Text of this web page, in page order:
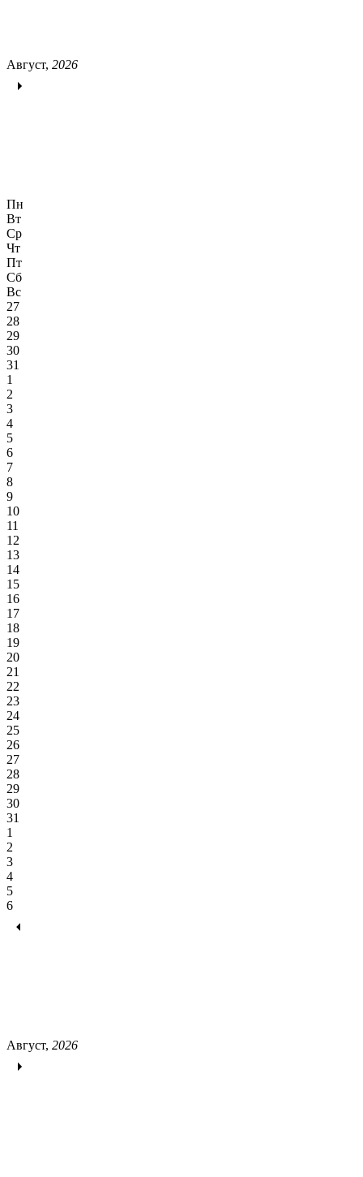
Август, 2026
Пн
Вт
Ср
Чт
Пт
Сб
Вс
27
28
29
30
31
1
2
3
4
5
6
7
8
9
10
11
12
13
14
15
16
17
18
19
20
21
22
23
24
25
26
27
28
29
30
31
1
2
3
4
5
6
Август, 2026